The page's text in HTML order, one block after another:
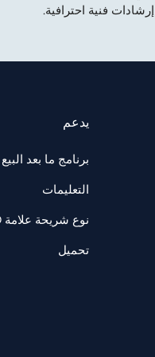
إرشادات فنية احترافية.
يدعم
برنامج ما بعد البيع
التعليمات
نوع شريحة علامة RFID
تحميل